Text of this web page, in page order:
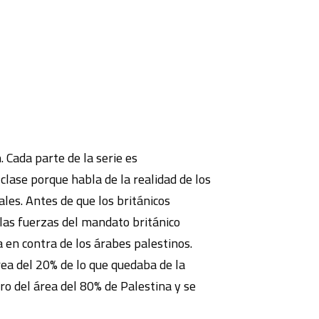
parte de la serie es
porque habla de la realidad de los
Antes de que los británicos
fuerzas del mandato británico
contra de los árabes palestinos.
del 20% de lo que quedaba de la
del área del 80% de Palestina y se